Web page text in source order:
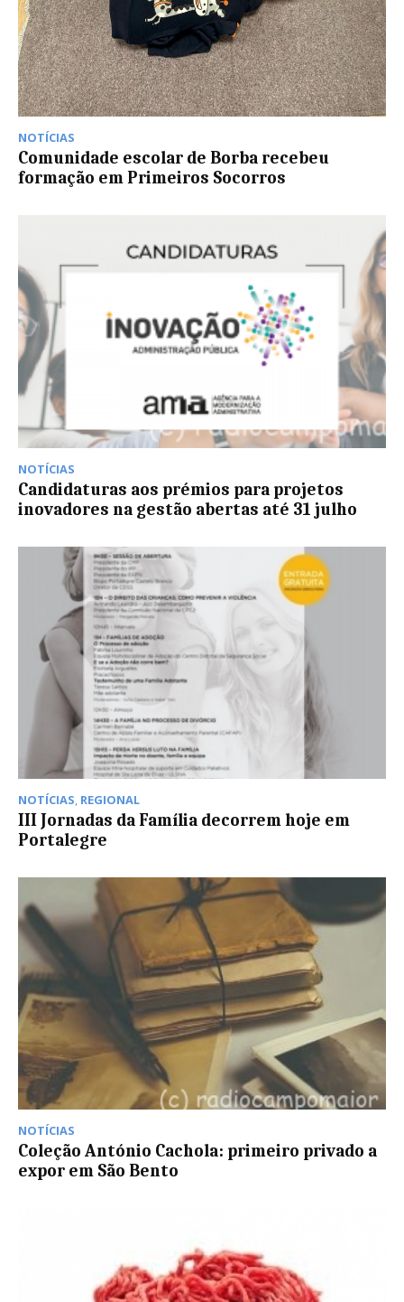
NOTÍCIAS
Comunidade escolar de Borba recebeu
formação em Primeiros Socorros
NOTÍCIAS
Candidaturas aos prémios para projetos
inovadores na gestão abertas até 31 julho
NOTÍCIAS REGIONAL
III Jornadas da Família decorrem hoje em
Portalegre
NOTÍCIAS
Coleção António Cachola: primeiro privado a
expor em São Bento